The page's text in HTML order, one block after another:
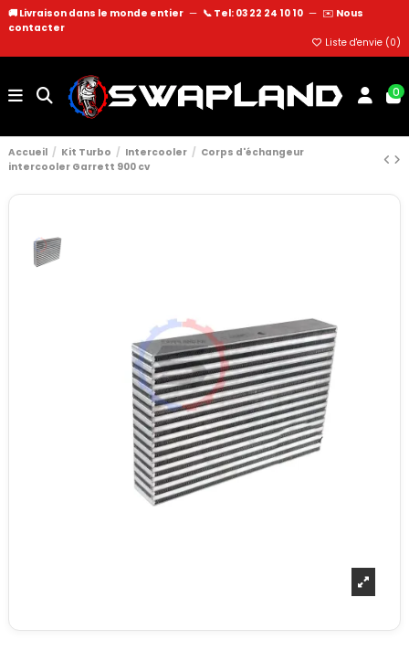
🚚 Livraison dans le monde entier — 📞 Tel: 03 22 24 10 10 — ✉️ Nous
contacter
Liste d'envie (0)
0
Accueil Kit Turbo Intercooler
Corps d'échangeur
intercooler Garrett 900 cv